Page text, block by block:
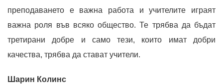
преподаването е важна работа и учителите играят
важна роля във всяко общество. Те трябва да бъдат
третирани добре и само тези, които имат добри
качества, трябва да стават учители.
Шарин Колинс